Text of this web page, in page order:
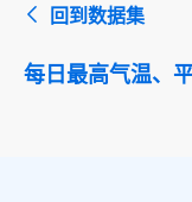
回到数据集
每日最高气温、